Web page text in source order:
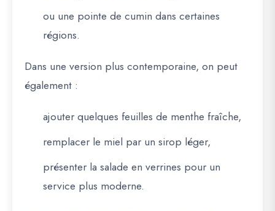
ou une pointe de cumin dans certaines
régions.
Dans une version plus contemporaine, on peut
également :
ajouter quelques feuilles de menthe fraîche,
remplacer le miel par un sirop léger,
présenter la salade en verrines pour un
service plus moderne.